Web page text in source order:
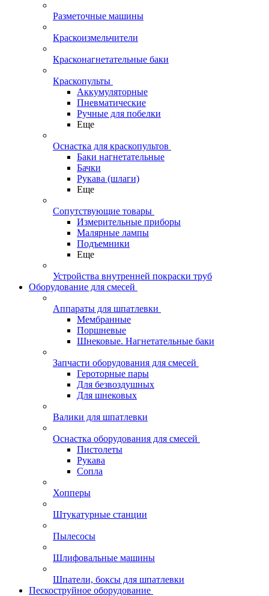
Разметочные машины
Краскоизмельчители
Красконагнетательные баки
Краскопульты
Аккумуляторные
Пневматические
Ручные для побелки
Еще
Оснастка для краскопультов
Баки нагнетательные
Бачки
Рукава (шлаги)
Еще
Сопутствующие товары
Измерительные приборы
Малярные лампы
Подъемники
Еще
Устройства внутренней покраски труб
Оборудование для смесей
Аппараты для шпатлевки
Мембранные
Поршневые
Шнековые. Нагнетательные баки
Запчасти оборудования для смесей
Героторные пары
Для безвоздушных
Для шнековых
Валики для шпатлевки
Оснастка оборудования для смесей
Пистолеты
Рукава
Сопла
Хопперы
Штукатурные станции
Пылесосы
Шлифовальные машины
Шпатели, боксы для шпатлевки
Пескоструйное оборудование